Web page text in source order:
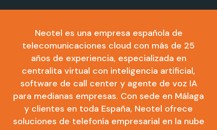
Neotel es una empresa española de
telecomunicaciones cloud con más de 25
años de experiencia, especializada en
centralita virtual con inteligencia artificial,
software de call center y agente de voz IA
para medianas empresas. Con sede en Málaga
y clientes en toda España, Neotel ofrece
soluciones de telefonía empresarial en la nube